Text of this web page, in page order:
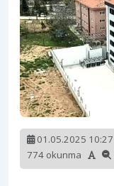
01.05.2025 10:27
774 okunma